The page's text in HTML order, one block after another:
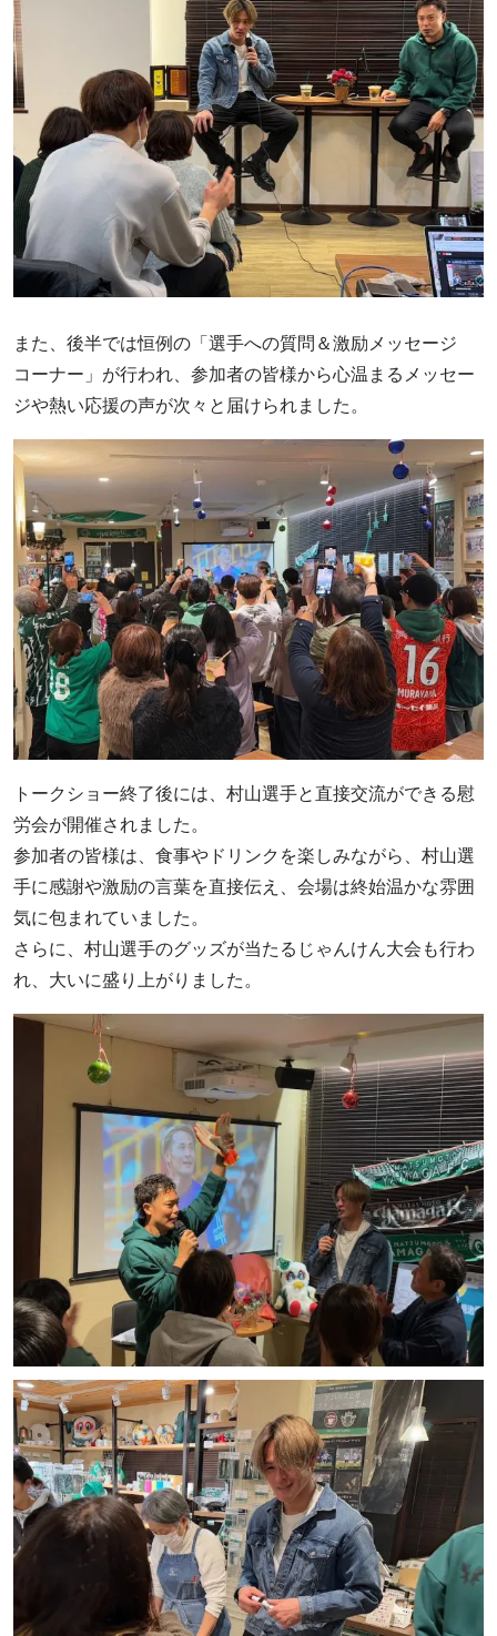
また、後半では恒例の「選手への質問＆激励メッセージ
コーナー」が行われ、参加者の皆様から心温まるメッセー
ジや熱い応援の声が次々と届けられました。
トークショー終了後には、村山選手と直接交流ができる慰
労会が開催されました。
参加者の皆様は、食事やドリンクを楽しみながら、村山選
手に感謝や激励の言葉を直接伝え、会場は終始温かな雰囲
気に包まれていました。
さらに、村山選手のグッズが当たるじゃんけん大会も行わ
れ、大いに盛り上がりました。